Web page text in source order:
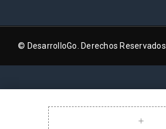
© DesarrolloGo. Derechos Reservados